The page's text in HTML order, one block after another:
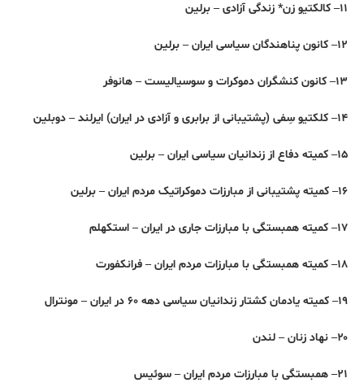
۱۱– کالکتیو زن* زندگی آزادی – برلین
۱۲– کانون پناهندگان سیاسی ایران – برلین
۱۳– کانون کنشگران دموکرات و سوسیالیست – هانوفر
۱۴– کلکتیو سِفی (پشتیبانی از برابری و آزادی در ایران) ایرلند – دوبلین
۱۵– کمیته دفاع از زندانیان سیاسی ایران – برلین
۱۶– کمیته پشتیبانی از مبارزات دموکراتیک مردم ایران – برلین
۱۷– کمیته همبستگی با مبارزات جاری در ایران – استکهلم
۱۸– کمیته همبستگی با مبارزات مردم ایران – فرانکفورت
۱۹– کمیته یادمان کشتار زندانیان سیاسی دهه ۶۰ در ایران – مونترال
۲۰– نهاد زنان – لندن
۲۱– همبستگی با مبارزات مردم ایران – سوئیس